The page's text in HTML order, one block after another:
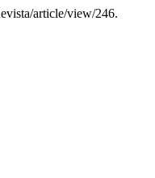
article/view/246.